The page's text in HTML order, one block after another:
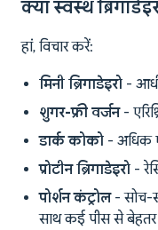
क्या स्वस्थ
हां, विचार करें:
मिनी ब्रिगाडेइरो -
शुगर-फ्री वर्जन-
डार्क कोको - अधिक
प्रोटीन ब्रिगाडेइरो -
पोर्शन कंट्रोल- सोच-
साथ कई पीस से